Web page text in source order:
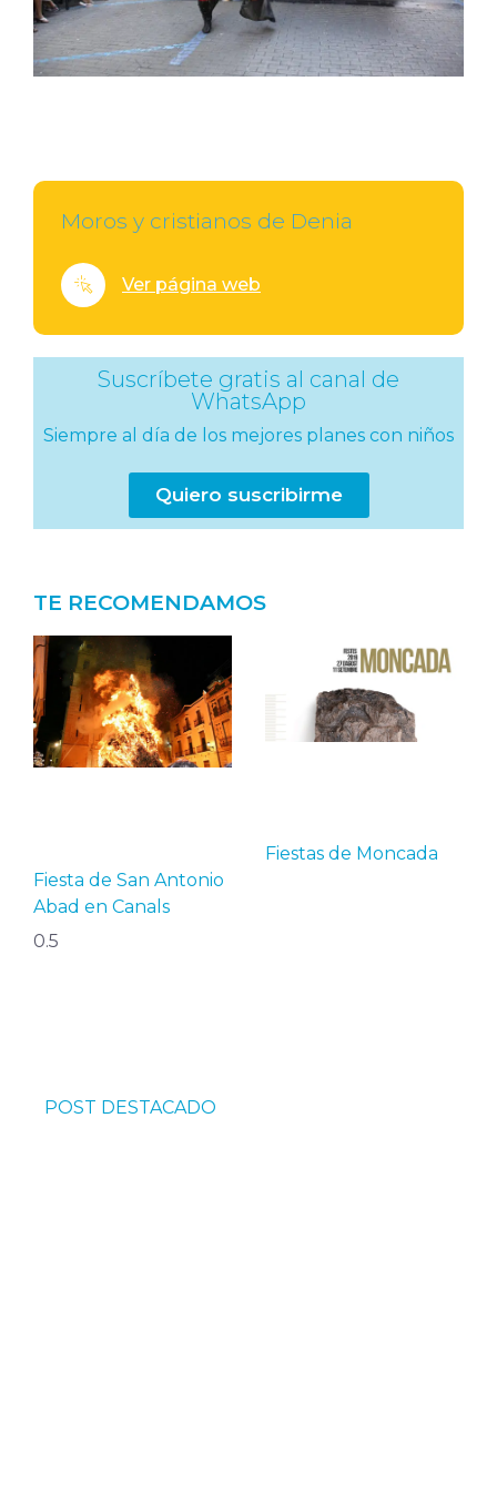
Moros y cristianos de Denia
Ver página web
Suscríbete gratis al canal de
WhatsApp
Siempre al día de los mejores planes con niños
Quiero suscribirme
TE RECOMENDAMOS
Fiesta de San Antonio
Abad en Canals
Fiestas de Moncada
POST DESTACADO